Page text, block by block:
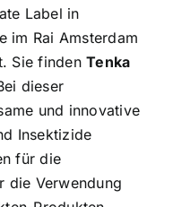
Label in
im Rai Amsterdam
Sie findenTenka
dieser
und innovative
Insektizide
für die
die Verwendung